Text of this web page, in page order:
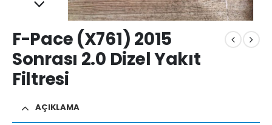
F-Pace (X761) 2015
Sonrası 2.0 Dizel Yakıt
Filtresi
AÇIKLAMA